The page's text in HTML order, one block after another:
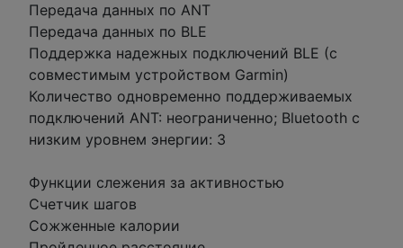
Передача данных по ANT
Передача данных по BLE
Поддержка надежных подключений BLE (с
совместимым устройством Garmin)
Количество одновременно поддерживаемых
подключений ANT: неограниченно; Bluetooth с
низким уровнем энергии: 3
Функции слежения за активностью
Счетчик шагов
Сожженные калории